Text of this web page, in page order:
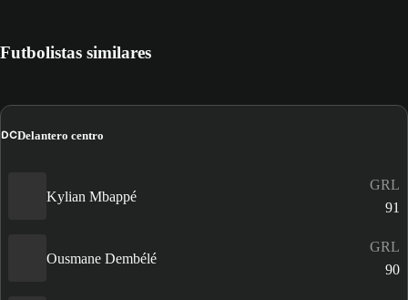
Futbolistas similares
DCDelantero centro
Kylian Mbappé
GRL
91
Ousmane Dembélé
GRL
90